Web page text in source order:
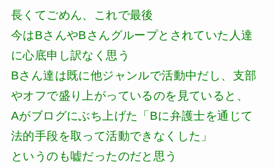
長くてごめん、これで最後
今はBさんやBさんグループとされていた人達
に心底申し訳なく思う
Bさん達は既に他ジャンルで活動中だし、支部
やオフで盛り上がっているのを見ていると、
Aがブログにぶち上げた「Bに弁護士を通じて
法的手段を取って活動できなくした」
というのも嘘だったのだと思う